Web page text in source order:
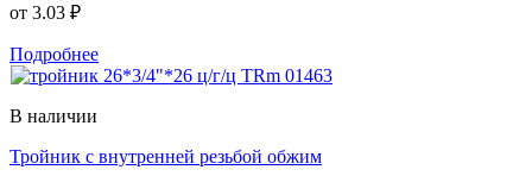
от 3.03 ₽
Подробнее
В наличии
Тройник с внутренней резьбой обжим